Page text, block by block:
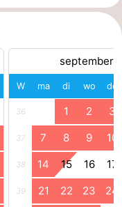
september
W ma di wo do
36 1 2 3
37 7 8 9 10
38 14 15 16 17
39 21 22 23 24